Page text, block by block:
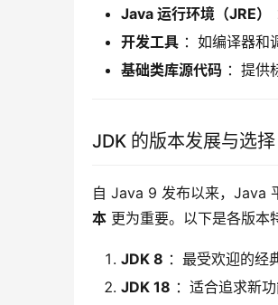
Java 运行环境（JRE）
开发工具 ：如编译器和
基础类库源代码 ：提供
JDK 的版本发展与选择
自 Java 9 发布以来，Java
本 更为重要。以下是各版本
JDK 8 ：最受欢迎的经
JDK 18 ：适合追求新